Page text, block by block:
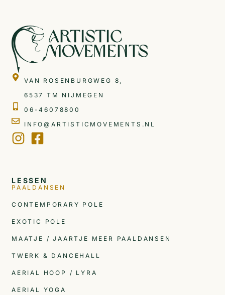
VAN ROSENBURGWEG 8,
6537 TM NIJMEGEN
06-46078800
INFO@ARTISTICMOVEMENTS.NL
LESSEN
PAALDANSEN
CONTEMPORARY POLE
EXOTIC POLE
MAATJE / JAARTJE MEER PAALDANSEN
TWERK & DANCEHALL
AERIAL HOOP / LYRA
AERIAL YOGA